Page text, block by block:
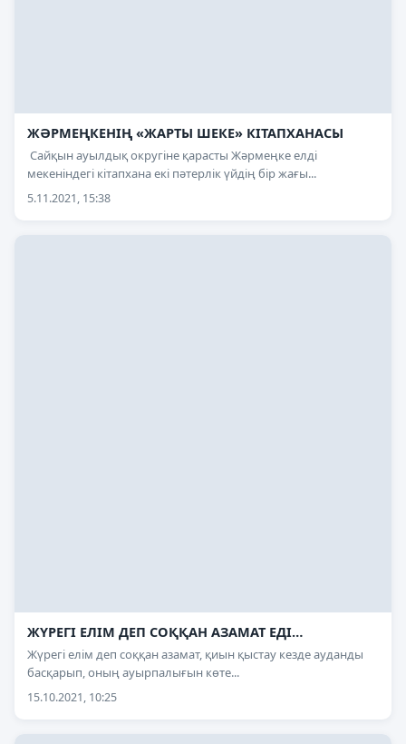
ЖӘРМЕҢКЕНІҢ «ЖАРТЫ ШЕКЕ» КІТАПХАНАСЫ
Сайқын ауылдық округіне қарасты Жәрмеңке елді
мекеніндегі кітапхана екі пәтерлік үйдің бір жағы...
5.11.2021, 15:38
ЖҮРЕГІ ЕЛІМ ДЕП СОҚҚАН АЗАМАТ ЕДІ…
Жүрегі елім деп соққан азамат, қиын қыстау кезде ауданды
басқарып, оның ауырпалығын көте...
15.10.2021, 10:25